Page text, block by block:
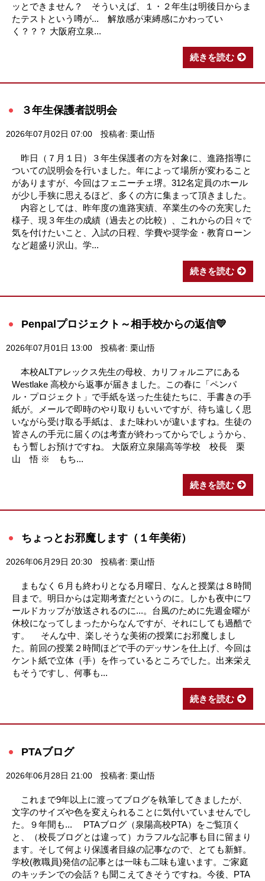
ッとできません？ そういえば、１・２年生は明後日からま
たテストという噂が... 解放感が束縛感にかわってい
く？？？ 大阪府立泉...
続きを読む
３年生保護者説明会
2026年07月02日 07:00 投稿者: 栗山悟
昨日（７月１日）３年生保護者の方を対象に、進路指導に
ついての説明会を行いました。年によって場所が変わること
がありますが、今回はフェニーチェ堺。312名定員のホール
が少し手狭に思えるほど、多くの方に集まって頂きました。
内容としては、昨年度の進路実績、卒業生の今の充実した
様子、現３年生の成績（過去との比較）、これからの日々で
気を付けたいこと、入試の日程、学費や奨学金・教育ローン
など超盛り沢山。学...
続きを読む
Penpalプロジェクト～相手校からの返信💛
2026年07月01日 13:00 投稿者: 栗山悟
本校ALTアレックス先生の母校、カリフォルニアにある
Westlake 高校から返事が届きました。この春に「ペンパ
ル・プロジェクト」で手紙を送った生徒たちに、手書きの手
紙が。メールで即時のやり取りもいいですが、待ち遠しく思
いながら受け取る手紙は、また味わいが違いますね。生徒の
皆さんの手元に届くのは考査が終わってからでしょうから、
もう暫しお預けですね。 大阪府立泉陽高等学校 校長 栗
山 悟 ※ もち...
続きを読む
ちょっとお邪魔します（１年美術）
2026年06月29日 20:30 投稿者: 栗山悟
まもなく６月も終わりとなる月曜日、なんと授業は８時間
目まで。明日からは定期考査だというのに。しかも夜中にワ
ールドカップが放送されるのに...。台風のために先週金曜が
休校になってしまったからなんですが、それにしても過酷で
す。 そんな中、楽しそうな美術の授業にお邪魔しまし
た。前回の授業２時間ほどで手のデッサンを仕上げ、今回は
ケント紙で立体（手）を作っているところでした。出来栄え
もそうですし、何事も...
続きを読む
PTAブログ
2026年06月28日 21:00 投稿者: 栗山悟
これまで9年以上に渡ってブログを執筆してきましたが、
文字のサイズや色を変えられることに気付いていませんでし
た。９年間も... PTAブログ（泉陽高校PTA）をご覧頂く
と、（校長ブログとは違って）カラフルな記事も目に留まり
ます。そして何より保護者目線の記事なので、とても新鮮。
学校(教職員)発信の記事とは一味も二味も違います。ご家庭
のキッチンでの会話？も聞こえてきそうですね。今後、PTA